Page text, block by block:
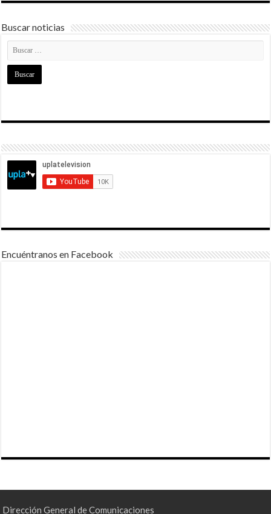
Buscar noticias
Encuéntranos en Facebook
Dirección General de Comunicaciones